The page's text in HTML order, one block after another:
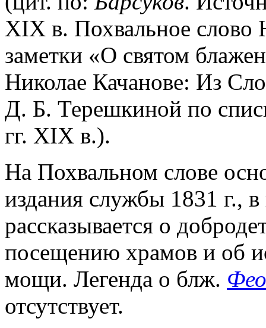
XIX в. Похвальное слово
заметки «О святом
Николае Качанове: Из
Д. Б. Терешкиной по
гг. XIX в.).
На Похвальном слове
издания службы 1831 г.,
рассказывается о
посещению храмов и об
мощи. Легенда о блж.
отсутствует.